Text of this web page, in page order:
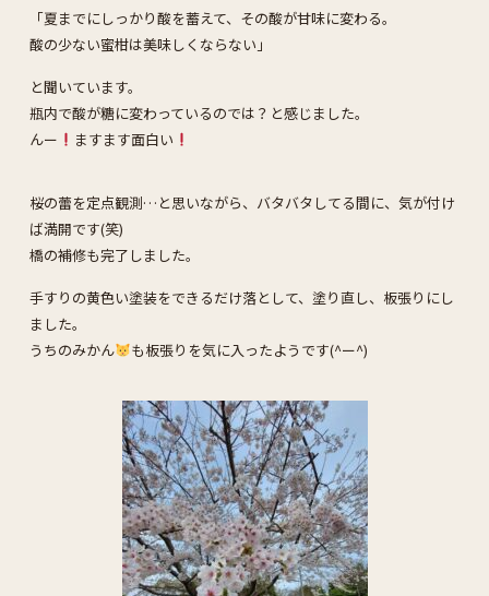
「夏までにしっかり酸を蓄えて、その酸が甘味に変わる。
酸の少ない蜜柑は美味しくならない」
と聞いています。
瓶内で酸が糖に変わっているのでは？と感じました。
んー
ますます面白い
桜の蕾を定点観測…と思いながら、バタバタしてる間に、気が付け
ば満開です(笑)
橋の補修も完了しました。
手すりの黄色い塗装をできるだけ落として、塗り直し、板張りにし
ました。
うちのみかん
も板張りを気に入ったようです(^ー^)